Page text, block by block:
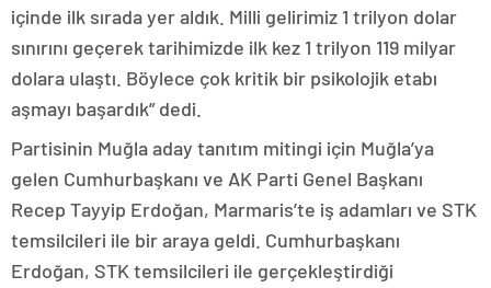
içinde ilk sırada yer aldık. Milli gelirimiz 1 trilyon dolar
sınırını geçerek tarihimizde ilk kez 1 trilyon 119 milyar
dolara ulaştı. Böylece çok kritik bir psikolojik etabı
aşmayı başardık” dedi.
Partisinin Muğla aday tanıtım mitingi için Muğla’ya
gelen Cumhurbaşkanı ve AK Parti Genel Başkanı
Recep Tayyip Erdoğan, Marmaris’te iş adamları ve STK
temsilcileri ile bir araya geldi. Cumhurbaşkanı
Erdoğan, STK temsilcileri ile gerçekleştirdiği